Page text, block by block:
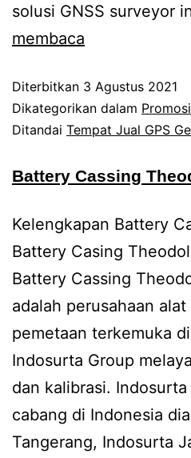
solusi GNSS surveyor
membaca
Diterbitkan 3 Agustus 2021
Dikategorikan dalam
Ditandai Tempat Jual GPS
Battery Cassing
Kelengkapan Battery
Battery Casing
Battery Cassing
adalah perusahaan
pemetaan terkemuka
Indosurta Group
dan kalibrasi.
cabang di Indonesia
Tangerang, Indosurta